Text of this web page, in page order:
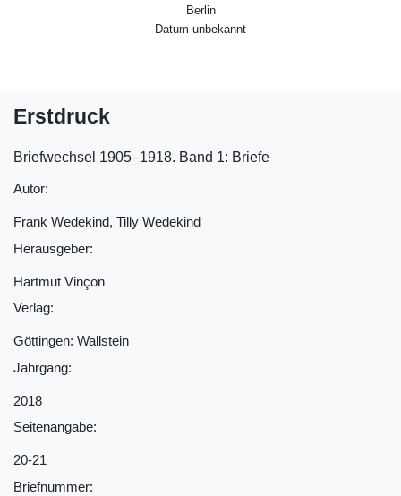
Berlin
Datum unbekannt
Erstdruck
Briefwechsel 1905‒1918. Band 1: Briefe
Autor:
Frank Wedekind, Tilly Wedekind
Herausgeber:
Hartmut Vinçon
Verlag:
Göttingen: Wallstein
Jahrgang:
2018
Seitenangabe:
20-21
Briefnummer: